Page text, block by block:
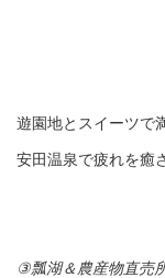
遊園地とスイーツで
安田温泉で疲れを癒
③瓢湖＆農産物直売